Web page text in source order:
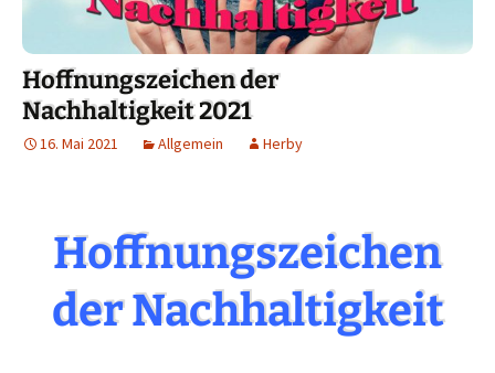
Hoffnungszeichen der
Nachhaltigkeit 2021
16. Mai 2021 Allgemein Herby
Hoffnungszeichen
der Nachhaltigkeit